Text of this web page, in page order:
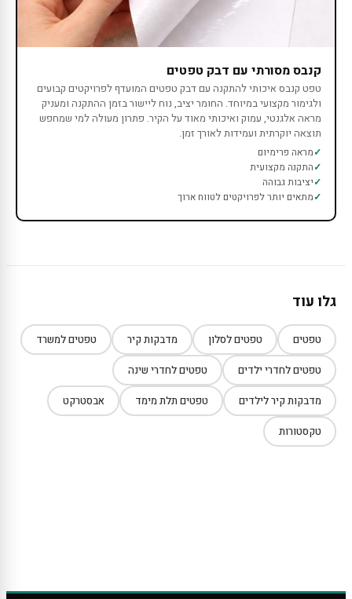
קנבס מסורתי עם דבק טפטים
טפט קנבס איכותי להתקנה עם דבק טפטים המועדף לפרויקטים קבועים
ולגימור מקצועי במיוחד. החומר יציב, נוח ליישור בזמן ההתקנה ומעניק
מראה אלגנטי, עמוק ואיכותי מאוד על הקיר. פתרון מעולה למי שמחפש
תוצאה יוקרתית ועמידות לאורך זמן.
מראה פרימיום
התקנה מקצועית
יציבות גבוהה
מתאים יותר לפרויקטים לטווח ארוך
גלו עוד
טפטים טפטים לסלון מדבקות קיר טפטים למשרד
טפטים לחדרי ילדים טפטים לחדרי שינה
מדבקות קיר לילדים טפטים תלת מימד אבסטרקט
טקסטורות